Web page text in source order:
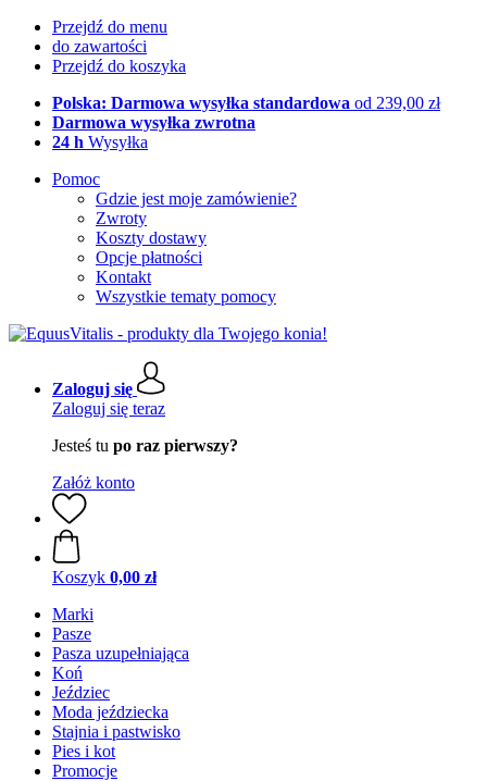
Przejdź do menu
do zawartości
Przejdź do koszyka
Polska: Darmowa wysyłka standardowa od 239,00 zł
Darmowa wysyłka zwrotna
24 h Wysyłka
Pomoc
Gdzie jest moje zamówienie?
Zwroty
Koszty dostawy
Opcje płatności
Kontakt
Wszystkie tematy pomocy
Zaloguj się
Zaloguj się teraz
Jesteś tu po raz pierwszy?
Załóż konto
Koszyk 0,00 zł
Marki
Pasze
Pasza uzupełniająca
Koń
Jeździec
Moda jeździecka
Stajnia i pastwisko
Pies i kot
Promocje